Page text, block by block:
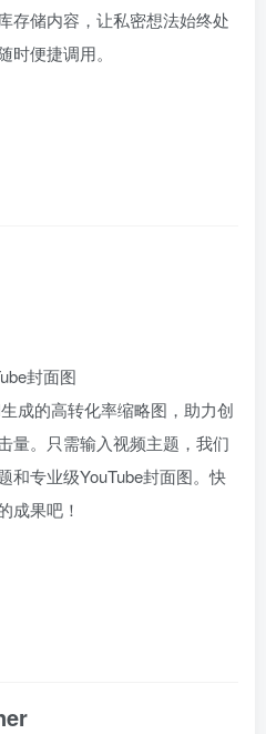
存储内容，让私密想法始终处
便捷调用。
封面图
成的高转化率缩略图，助力创
量。只需输入视频主题，我们
和专业级YouTube封面图。快
成果吧！